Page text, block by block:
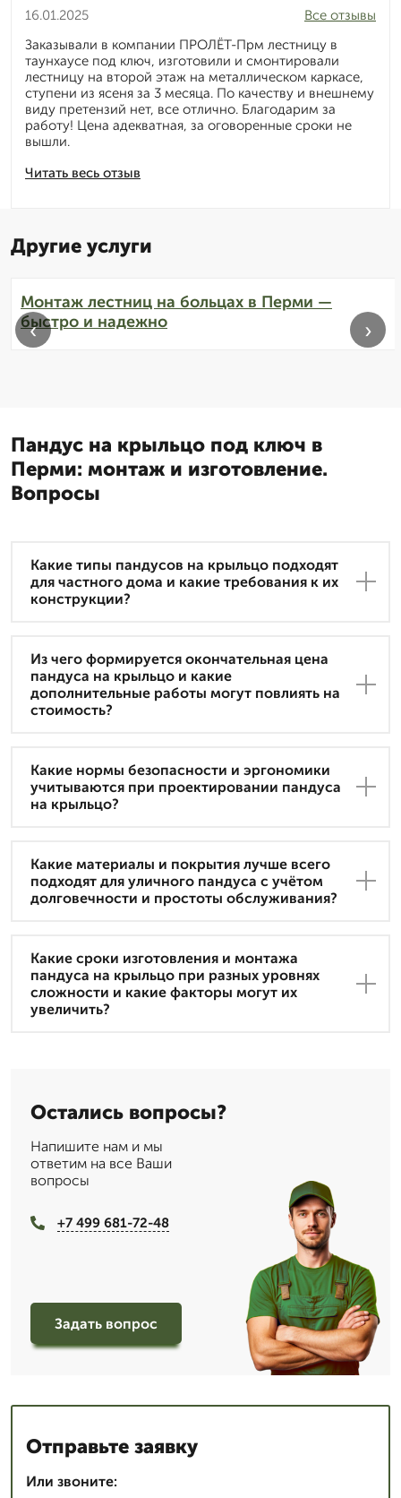
16.01.2025
Читать весь отзыв
Все отзывы
Заказывали в компании ПРОЛЁТ-Прм лестницу в
таунхаусе под ключ, изготовили и смонтировали
лестницу на второй этаж на металлическом каркасе,
ступени из ясеня за 3 месяца. По качеству и внешнему
виду претензий нет, все отлично. Благодарим за
работу! Цена адекватная, за оговоренные сроки не
вышли.
Другие услуги
Монтаж лестниц на больцах в Перми —
быстро и надежно
‹ ›
Пандус на крыльцо под ключ в
Перми: монтаж и изготовление.
Вопросы
Какие типы пандусов на крыльцо подходят
для частного дома и какие требования к их
конструкции?
Из чего формируется окончательная цена
пандуса на крыльцо и какие
дополнительные работы могут повлиять на
стоимость?
Какие нормы безопасности и эргономики
учитываются при проектировании пандуса
на крыльцо?
Какие материалы и покрытия лучше всего
подходят для уличного пандуса с учётом
долговечности и простоты обслуживания?
Какие сроки изготовления и монтажа
пандуса на крыльцо при разных уровнях
сложности и какие факторы могут их
увеличить?
Остались вопросы?
Напишите нам и мы
ответим на все Ваши
вопросы
+7 499 681-72-48
Задать вопрос
Отправьте заявку
Или звоните: